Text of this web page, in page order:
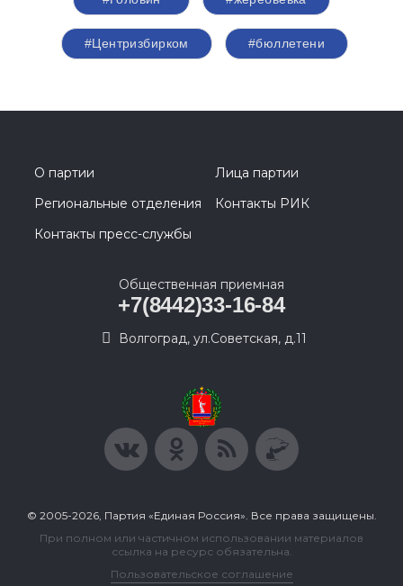
#Центризбирком #бюллетени
О партии
Лица партии
Региональные отделения
Контакты РИК
Контакты пресс-службы
Общественная приемная
+7(8442)33-16-84
Волгоград, ул.Советская, д.11
© 2005-2026, Партия «Единая Россия». Все права защищены.
При полном или частичном использовании материалов
ссылка на ресурс обязательна.
Пользовательское соглашение